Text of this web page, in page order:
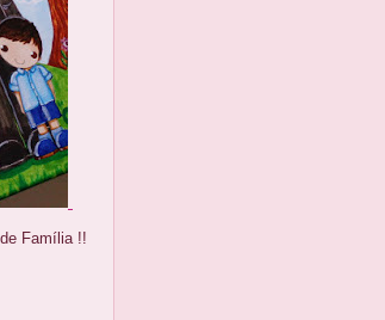
Família !!